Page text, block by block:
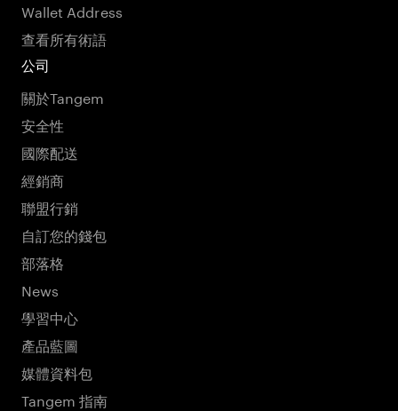
Wallet Address
查看所有術語
公司
關於Tangem
安全性
國際配送
經銷商
聯盟行銷
自訂您的錢包
部落格
News
學習中心
產品藍圖
媒體資料包
Tangem 指南